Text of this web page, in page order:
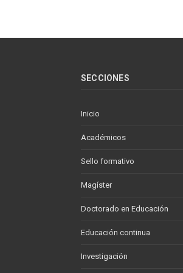
SECCIONES
Inicio
Académicos
Sello formativo
Magíster
Doctorado en Educación
Educación continua
Investigación